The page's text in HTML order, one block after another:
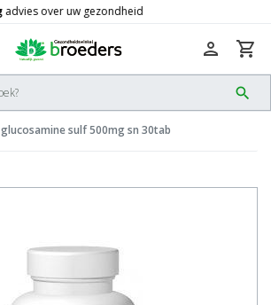
check Gratisverzending vanaf 50,-
search
person shopping_cart
glucosamine sulf 500mg sn 30tab